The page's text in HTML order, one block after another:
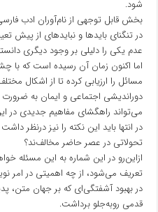
شود.
بخش قابل توجهی از نام‌آوران ادب
در تنگنای باید‌ها و نباید‌های از پیش
عدم یکی را دلیلی بر وجود دیگری
اما اکنون زمان آن رسیده است که با
مسائل را ارزیابی کرده تا از اشکال
دوراندیشی اجتماعی و ایمان به
می‌تواند راهگشای مفاهیم جدیدی در
در انتها باید این نکته را نیز درنظر
تحولاتی در عصر حاضر مخالف‌ند؟
از‌این‌رو در این شماره به این مسئله
تعریف می‌شود، از چه اهمیتی در امر
در بهبود آشفتگی‌ای که بر جهان
قدمی رو‌به‌جلو برداشت.